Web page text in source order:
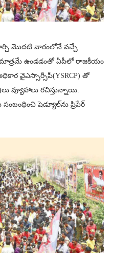
మార్చి మొదటి వారంలోనే వచ్చే
మాత్రమే ఉండడంతో ఏపీలో రాజకీయం
వైఎస్సార్సీపీ(YSRCP) తో
వ్యూహాలు రచిస్తున్నాయి.
షెడ్యూల్‌ను ప్రిపేర్